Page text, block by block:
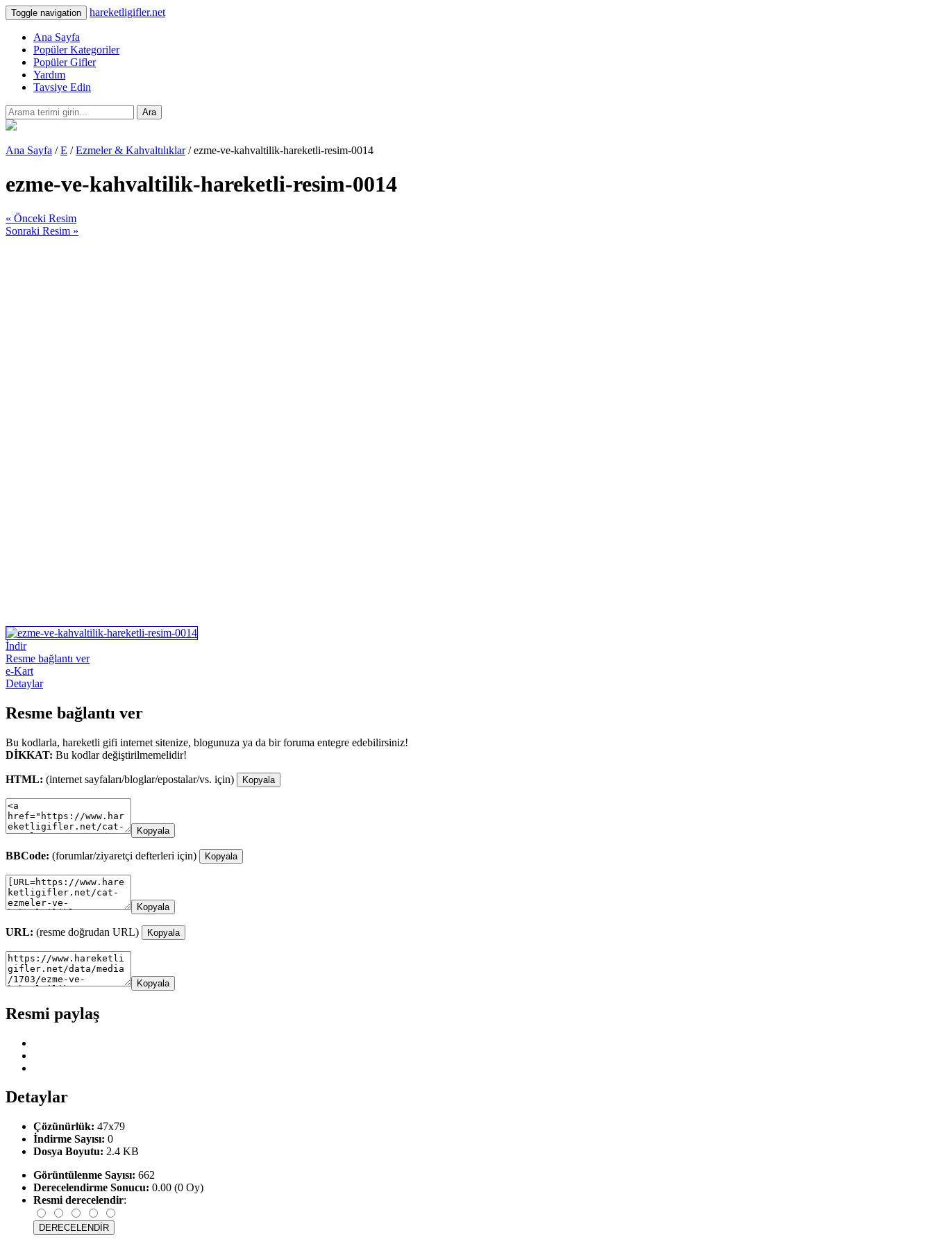
Toggle navigation hareketligifler.net
Ana Sayfa
Popüler Kategoriler
Popüler Gifler
Yardım
Tavsiye Edin
Ara
Ana Sayfa /E /Ezmeler & Kahvaltılıklar/ ezme-ve-kahvaltilik-hareketli-resim-0014
ezme-ve-kahvaltilik-hareketli-resim-0014
« Önceki Resim
Sonraki Resim »
İndir
Resme bağlantı ver
e-Kart
Detaylar
Resme bağlantı ver
Bu kodlarla, hareketli gifi internet sitenize, blogunuza ya da bir foruma entegre edebilirsiniz!
DİKKAT: Bu kodlar değiştirilmemelidir!
HTML: (internet sayfaları/bloglar/epostalar/vs. için) Kopyala
Kopyala
BBCode: (forumlar/ziyaretçi defterleri için) Kopyala
Kopyala
URL: (resme doğrudan URL) Kopyala
Kopyala
Resmi paylaş
Detaylar
Çözünürlük: 47x79
İndirme Sayısı: 0
Dosya Boyutu: 2.4 KB
Görüntülenme Sayısı: 662
Derecelendirme Sonucu: 0.00 (0 Oy)
Resmi derecelendir: